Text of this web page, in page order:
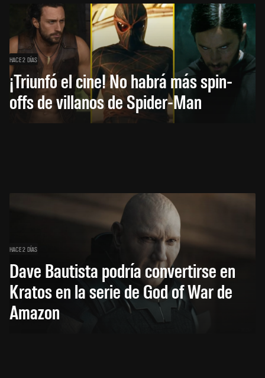
HACE 2 DÍAS
¡Triunfó el cine! No habrá más spin-
offs de villanos de Spider-Man
HACE 2 DÍAS
Dave Bautista podría convertirse en
Kratos en la serie de God of War de
Amazon